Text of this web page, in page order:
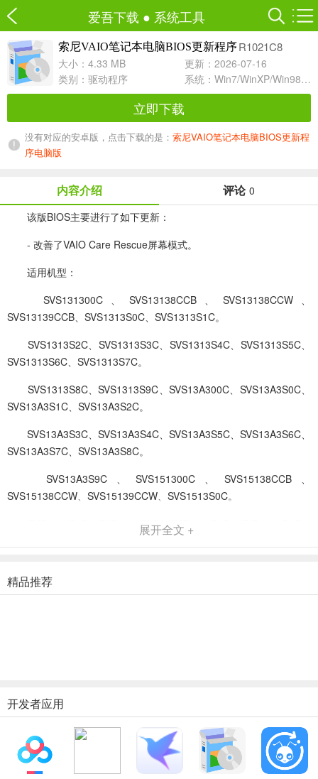
爱吾下载 ● 系统工具
索尼VAIO笔记本电脑BIOS更新程序R1021C8
大小：4.33 MB
更新：2026-07-16
类别： 驱动程序 系统：Win7/WinXP/Win98/Win8/Win10兼容软件
立即下载
没有对应的安卓版，点击下载的是： 索尼VAIO笔记本电脑BIOS更新程
序电脑版
内容介绍 评论 0
该版BIOS主要进行了如下更新：
- 改善了VAIO Care Rescue屏幕模式。
适用机型：
SVS131300C、SVS13138CCB、SVS13138CCW、
SVS13139CCB、SVS1313S0C、SVS1313S1C。
SVS1313S2C、SVS1313S3C、SVS1313S4C、SVS1313S5C、
SVS1313S6C、SVS1313S7C。
SVS1313S8C、SVS1313S9C、SVS13A300C、SVS13A3S0C、
SVS13A3S1C、SVS13A3S2C。
SVS13A3S3C、SVS13A3S4C、SVS13A3S5C、SVS13A3S6C、
SVS13A3S7C、SVS13A3S8C。
SVS13A3S9C、SVS151300C、SVS15138CCB、
SVS15138CCW、SVS15139CCW、SVS1513S0C。
SVS1513S1C、SVS1513S2C、SVS1513S3C、SVS1513S4C、
展开全文 +
精品推荐
开发者应用